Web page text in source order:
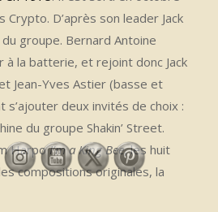
Crypto. D’après son leader Jack
groupe. Bernard Antoine
à la batterie, et rejoint donc Jack
Jean-Yves Astier (basse et
deux invités de choix :
du groupe Shakin’ Street.
HarpoI’m a King Bee, les huit
compositions originales, la